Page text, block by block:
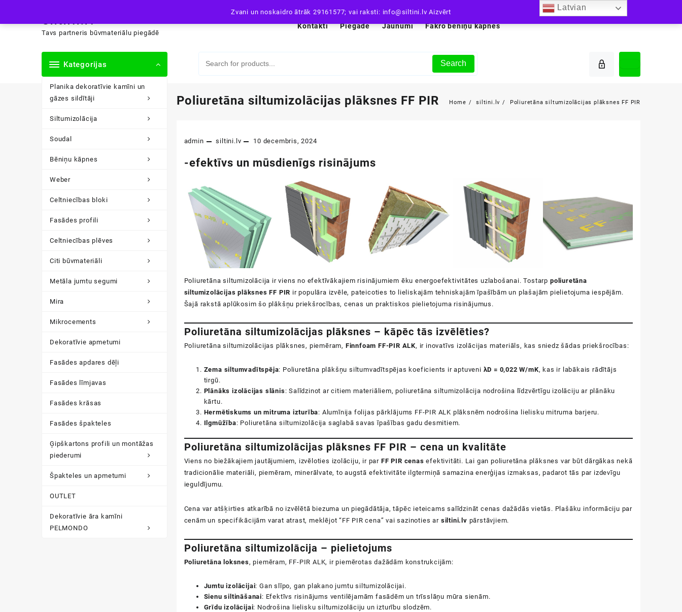
Zvani un noskaidro ātrāk 29161577; vai raksti: info@siltini.lvAizvērt
content
siltini.lv
Tavs partneris būvmateriālu piegādē
Kontakti Piegāde Jaunumi Fakro bēniņu kāpnes
Kategorijas
Planika dekoratīvie kamīni un
gāzes sildītāji
Siltumizolācija
Soudal
Bēniņu kāpnes
Weber
Celtniecības bloki
Fasādes profili
Celtniecības plēves
Citi būvmateriāli
Metāla jumtu segumi
Mira
Mikrocements
Dekoratīvie apmetumi
Fasādes apdares dēļi
Fasādes līmjavas
Fasādes krāsas
Fasādes špakteles
Ģipškartons profili un montāžas
piederumi
Špakteles un apmetumi
OUTLET
Dekoratīvie āra kamīni
PELMONDO
Search
Poliuretāna siltumizolācijas plāksnes FF PIR Home siltini.lv Poliuretāna siltumizolācijas plāksnes FF PIR
admin siltini.lv 10 decembris, 2024
-efektīvs un mūsdienīgs risinājums
Poliuretāna siltumizolācija ir viens no efektīvākajiem risinājumiem ēku energoefektivitātes uzlabošanai. Tostarp poliuretāna
siltumizolācijas plāksnes FF PIR ir populāra izvēle, pateicoties to lieliskajām tehniskajām īpašībām un plašajām pielietojuma iespējām.
Šajā rakstā aplūkosim šo plākšņu priekšrocības, cenas un praktiskos pielietojuma risinājumus.
Poliuretāna siltumizolācijas plāksnes – kāpēc tās izvēlēties?
Poliuretāna siltumizolācijas plāksnes, piemēram, Finnfoam FF-PIR ALK, ir inovatīvs izolācijas materiāls, kas sniedz šādas priekšrocības:
Zema siltumvadītspēja: Poliuretāna plākšņu siltumvadītspējas koeficients ir aptuveni λD = 0,022 W/mK, kas ir labākais rādītājs
tirgū.
Plānāks izolācijas slānis: Salīdzinot ar citiem materiāliem, poliuretāna siltumizolācija nodrošina līdzvērtīgu izolāciju ar plānāku
kārtu.
Hermētiskums un mitruma izturība: Alumīnija folijas pārklājums FF-PIR ALK plāksnēm nodrošina lielisku mitruma barjeru.
Ilgmūžība: Poliuretāna siltumizolācija saglabā savas īpašības gadu desmitiem.
Poliuretāna siltumizolācijas plāksnes FF PIR – cena un kvalitāte
Viens no biežākajiem jautājumiem, izvēloties izolāciju, ir par FF PIR cenas efektivitāti. Lai gan poliuretāna plāksnes var būt dārgākas nekā
tradicionālie materiāli, piemēram, minerālvate, to augstā efektivitāte ilgtermiņā samazina enerģijas izmaksas, padarot tās par izdevīgu
ieguldījumu.
Cena var atšķirties atkarībā no izvēlētā biezuma un piegādātāja, tāpēc ieteicams salīdzināt cenas dažādās vietās. Plašāku informāciju par
cenām un specifikācijām varat atrast, meklējot “FF PIR cena” vai sazinoties ar siltini.lv pārstāvjiem.
Poliuretāna siltumizolācija – pielietojums
Poliuretāna loksnes, piemēram, FF-PIR ALK, ir piemērotas dažādām konstrukcijām:
Jumtu izolācijai: Gan slīpo, gan plakano jumtu siltumizolācijai.
Sienu siltināšanai: Efektīvs risinājums ventilējamām fasādēm un trīsslāņu mūra sienām.
Grīdu izolācijai: Nodrošina lielisku siltumizolāciju un izturību slodzēm.
Latvian